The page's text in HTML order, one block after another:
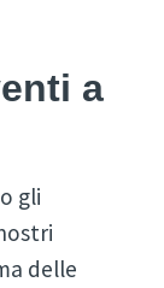
a
gli
delle